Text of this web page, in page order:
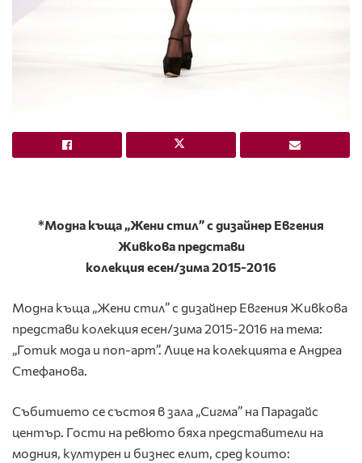
*Модна къща „Жени стил” с дизайнер Евгения
Живкова представи
колекция есен/зима 2015-2016
Модна къща „Жени стил” с дизайнер Евгения Живкова
представи колекция есен/зима 2015-2016 на тема:
„Готик мода и поп-арт”. Лице на колекцията е Андреа
Стефанова.
Събитието се състоя в зала „Сигма” на Парадайс
център. Гости на ревюто бяха представители на
модния, културен и бизнес елит, сред които: